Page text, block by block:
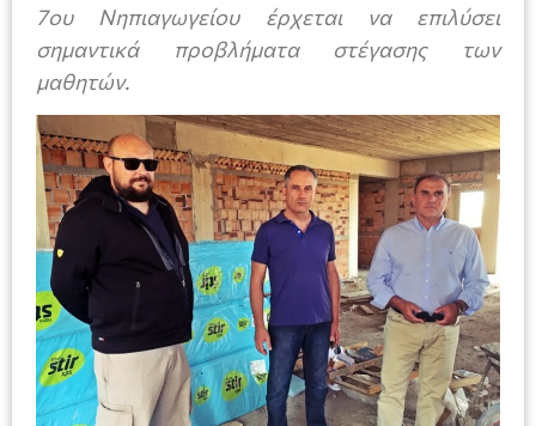
7ου Νηπιαγωγείου έρχεται να επιλύσει
σημαντικά προβλήματα στέγασης των
μαθητών.